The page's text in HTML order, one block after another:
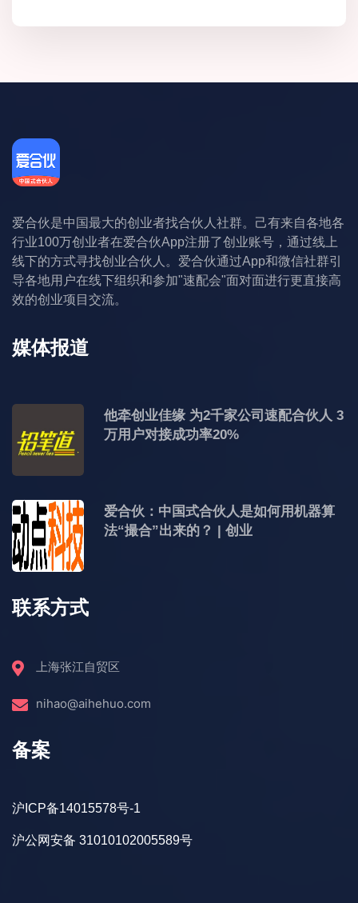
爱合伙是中国最大的创业者找合伙人社群。己有来自各地各
行业100万创业者在爱合伙App注册了创业账号，通过线上
线下的方式寻找创业合伙人。爱合伙通过App和微信社群引
导各地用户在线下组织和参加"速配会"面对面进行更直接高
效的创业项目交流。
媒体报道
他牵创业佳缘 为2千家公司速配合伙人 3
万用户对接成功率20%
爱合伙：中国式合伙人是如何用机器算
法“撮合”出来的？ | 创业
联系方式
上海张江自贸区
nihao@aihehuo.com
备案
沪ICP备14015578号-1
沪公网安备 31010102005589号